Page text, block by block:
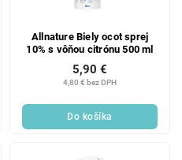
Allnature Biely ocot sprej
10% s vôňou citrónu 500 ml
4,80 € bez DPH
5,90 €
Do košíka